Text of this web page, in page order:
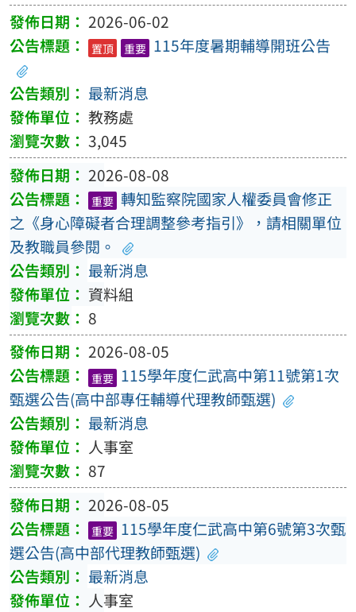
2026-06-02
置頂 重要 115年度暑期輔導開班公告
最新消息
教務處
3,045
2026-08-08
重要 轉知監察院國家人權委員會修正
之《身心障礙者合理調整參考指引》，請相關單位
及教職員參閱。
最新消息
資料組
8
2026-08-05
重要 115學年度仁武高中第11號第1次
甄選公告(高中部專任輔導代理教師甄選)
最新消息
人事室
87
2026-08-05
重要 115學年度仁武高中第6號第3次甄
選公告(高中部代理教師甄選)
最新消息
人事室